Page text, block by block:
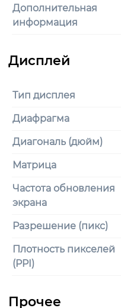
Дополнительная
информация
Тип дисплея
Диафрагма
Диагональ (дюйм)
Матрица
Частота обновления
экрана
Разрешение (пикс)
Плотность пикселей
(PPI)